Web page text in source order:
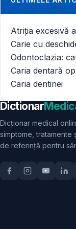
Atriția excesivă
Carie cu
Odontoclazia:
Caria dentară
Caria dentinei
Dictionar
Dicționar medical
simptome, tratamente
de referință pentru